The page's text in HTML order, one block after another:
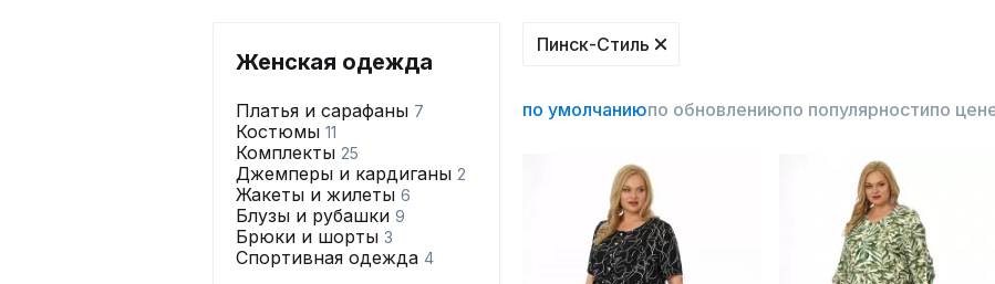
Женская одежда
Платья и сарафаны 7
Костюмы 11
Комплекты 25
Джемперы и кардиганы 2
Жакеты и жилеты 6
Блузы и рубашки 9
Брюки и шорты 3
Спортивная одежда 4
Пинск-Стиль
по умолчаниюпо обновлениюпо популярностипо